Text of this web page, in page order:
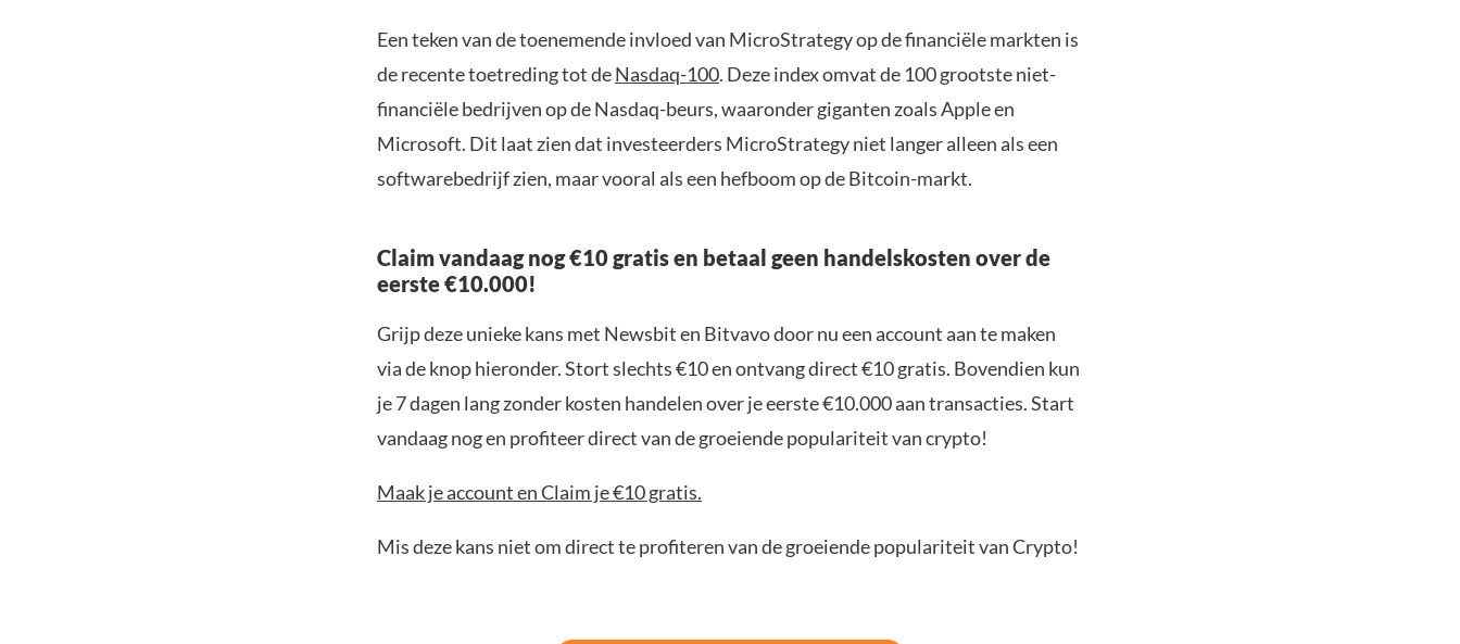
Een teken van de toenemende invloed van MicroStrategy op de financiële markten is
de recente toetreding tot deNasdaq-100. Deze index omvat de 100 grootste niet-
financiële bedrijven op de Nasdaq-beurs, waaronder giganten zoals Apple en
Microsoft. Dit laat zien dat investeerders MicroStrategy niet langer alleen als een
softwarebedrijf zien, maar vooral als een hefboom op de Bitcoin-markt.
Claim vandaag nog €10 gratis en betaal geen handelskosten over de
eerste €10.000!
Grijp deze unieke kans met Newsbit en Bitvavo door nu een account aan te maken
via de knop hieronder. Stort slechts €10 en ontvang direct €10 gratis. Bovendien kun
je 7 dagen lang zonder kosten handelen over je eerste €10.000 aan transacties. Start
vandaag nog en profiteer direct van de groeiende populariteit van crypto!
Maak je account en Claim je €10 gratis.
Mis deze kans niet om direct te profiteren van de groeiende populariteit van Crypto!